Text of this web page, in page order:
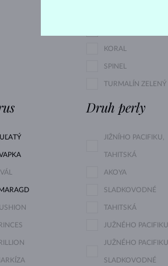
KORAL
SPINEL
TURMALÍN ZELENÝ
Druh perly
JIŽNÍHO PACIFIKU,
TAHITSKÁ
AKOYA
SLADKOVODNÉ
TAHITSKÁ
JUŽNÉHO PACIFIKU
JUŽNÉHO
SLADKOVODNÉ